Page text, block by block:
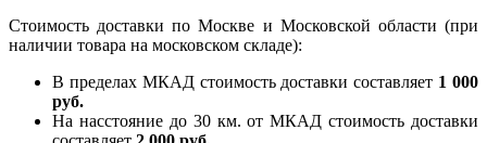
Стоимость доставки по Москве и Московской области (при
наличии товара на московском складе):
В пределах МКАД стоимость доставки составляет 1 000
руб.
На насcтояние до 30 км. от МКАД стоимость доставки